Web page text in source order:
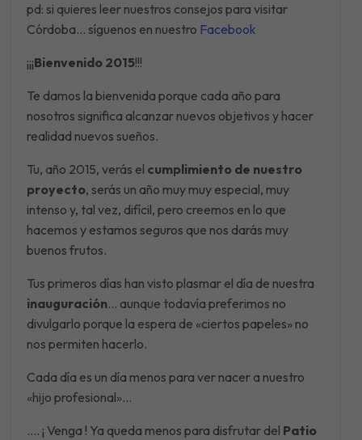
pd: si quieres leer nuestros consejos para visitar
Córdoba… síguenos en nuestro Facebook
¡¡¡Bienvenido 2015!!!
Te damos la bienvenida porque cada año para
nosotros significa alcanzar nuevos objetivos y hacer
realidad nuevos sueños.
Tu, año 2015, verás el cumplimiento de nuestro
proyecto, serás un año muy muy especial, muy
intenso y, tal vez, difícil, pero creemos en lo que
hacemos y estamos seguros que nos darás muy
buenos frutos.
Tus primeros días han visto plasmar el día de nuestra
inauguración… aunque todavía preferimos no
divulgarlo porque la espera de «ciertos papeles» no
nos permiten hacerlo.
Cada día es un día menos para ver nacer a nuestro
«hijo profesional»…
…. ¡ Venga ! Ya queda menos para disfrutar del Patio